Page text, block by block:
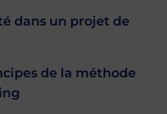
dans un projet de
de la méthode